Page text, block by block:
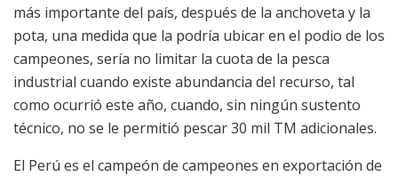
más importante del país, después de la anchoveta y la
pota, una medida que la podría ubicar en el podio de los
campeones, sería no limitar la cuota de la pesca
industrial cuando existe abundancia del recurso, tal
como ocurrió este año, cuando, sin ningún sustento
técnico, no se le permitió pescar 30 mil TM adicionales.
El Perú es el campeón de campeones en exportación de